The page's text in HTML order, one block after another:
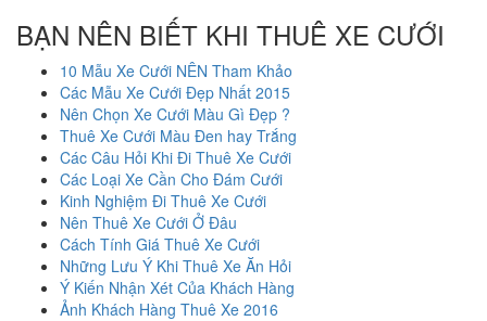
BẠN NÊN BIẾT KHI THUÊ XE CƯỚI
10 Mẫu Xe Cưới NÊN Tham Khảo
Các Mẫu Xe Cưới Đẹp Nhất 2015
Nên Chọn Xe Cưới Màu Gì Đẹp ?
Thuê Xe Cưới Màu Đen hay Trắng
Các Câu Hỏi Khi Đi Thuê Xe Cưới
Các Loại Xe Cần Cho Đám Cưới
Kinh Nghiệm Đi Thuê Xe Cưới
Nên Thuê Xe Cưới Ở Đâu
Cách Tính Giá Thuê Xe Cưới
Những Lưu Ý Khi Thuê Xe Ăn Hỏi
Ý Kiến Nhận Xét Của Khách Hàng
Ảnh Khách Hàng Thuê Xe 2016